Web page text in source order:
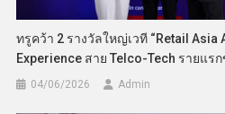
ทรูคว้า 2 รางวัลใหญ่เวที “Retail Asia
Experience สาย Telco-Tech รายแร
04/06/2026 Admin